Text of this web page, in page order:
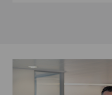
Alter G
Swiss Visio Martigny
Swiss Visio Beau-Rivage
BE